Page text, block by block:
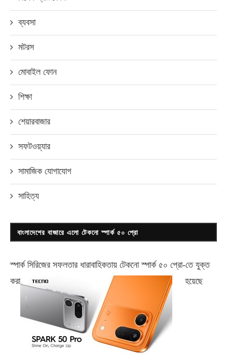
ব্যবসা
মটরস
মোবাইল ফোন
শিক্ষা
শেয়ারবাজার
সফটওয়্যার
সামাজিক যোগাযোগ
সাহিত্য
বাংলাদেশের বাজারে এলো টেকনো স্পার্ক ৫০ প্রো
স্পার্ক সিরিজের সফলতার ধারাবাহিকতায় টেকনোস্পার্ক ৫০ প্রো-তে যুক্ত
করা
হয়েছে